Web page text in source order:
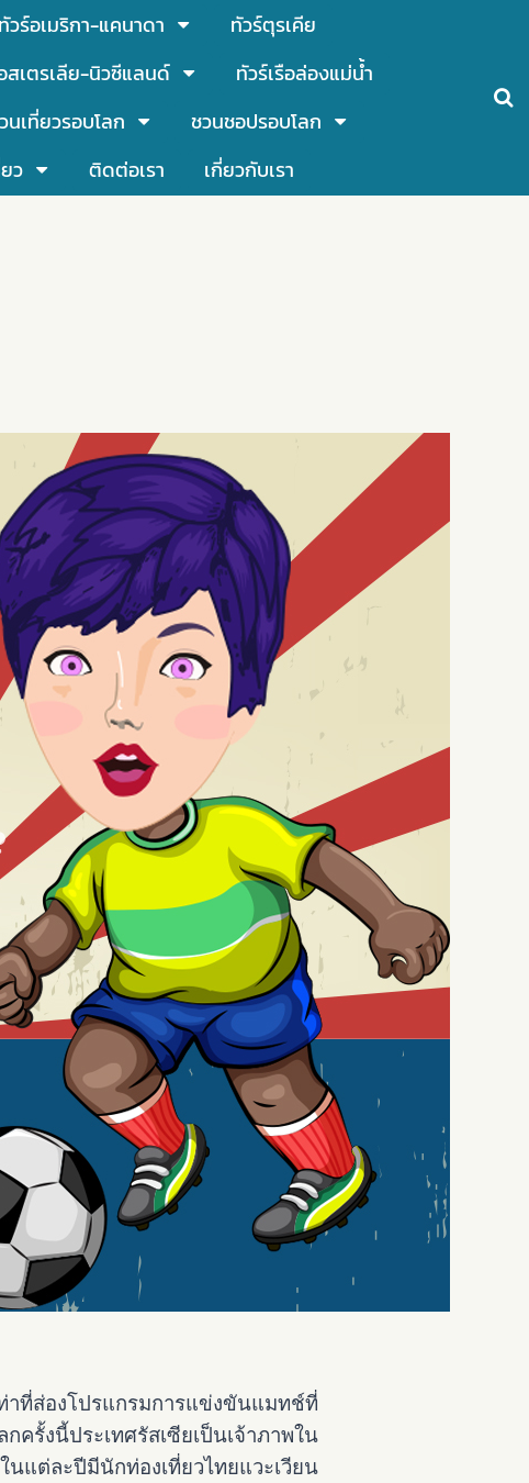
ทัวร์อเมริกา-แคนาดา
ทัวร์ตุรเคีย
สเตรเลีย-นิวซีแลนด์
ทัวร์เรือล่องแม่น้ำ
เที่ยวรอบโลก
ชวนชอปรอบโลก
ว ติดต่อเรา เกี่ยวกับเรา
าที่ส่องโปรแกรมการแข่งขันแมทช์ที่
รั้งนี้ประเทศรัสเซียเป็นเจ้าภาพใน
แต่ละปีมีนักท่องเที่ยวไทยแวะเวียน